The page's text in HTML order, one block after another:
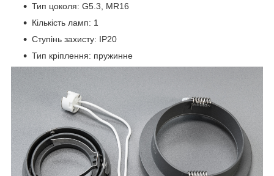
Тип цоколя: G5.3, MR16
Кількість ламп: 1
Ступінь захисту: IP20
Тип кріплення: пружинне